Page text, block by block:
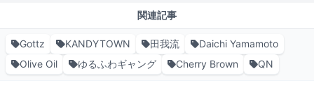
関連記事
Gottz KANDYTOWN 田我流
Daichi Yamamoto
Olive Oil
ゆるふわギャング Cherry Brown QN